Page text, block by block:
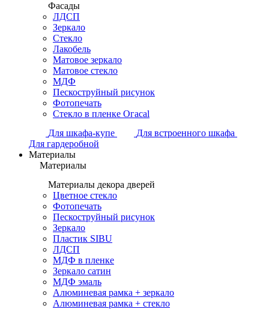
Фасады
ЛДСП
Зеркало
Стекло
Лакобель
Матовое зеркало
Матовое стекло
МДФ
Пескоструйный рисунок
Фотопечать
Стекло в пленке Огасаl
Для шкафа-купе
Для встроенного шкафа
Для гардеробной
Материалы
Материалы
Материалы декора дверей
Цветное стекло
Фотопечать
Пескоструйный рисунок
Зеркало
Пластик SIBU
ЛДСП
МДФ в пленке
Зеркало сатин
МДФ эмаль
Алюминевая рамка + зеркало
Алюминевая рамка + стекло